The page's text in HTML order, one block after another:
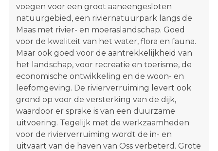
voegen voor een groot aaneengesloten
natuurgebied, een riviernatuurpark langs de
Maas met rivier- en moeraslandschap. Goed
voor de kwaliteit van het water, flora en fauna.
Maar ook goed voor de aantrekkelijkheid van
het landschap, voor recreatie en toerisme, de
economische ontwikkeling en de woon- en
leefomgeving. De rivierverruiming levert ook
grond op voor de versterking van de dijk,
waardoor er sprake is van een duurzame
uitvoering. Tegelijk met de werkzaamheden
voor de rivierverruiming wordt de in- en
uitvaart van de haven van Oss verbeterd. Grote